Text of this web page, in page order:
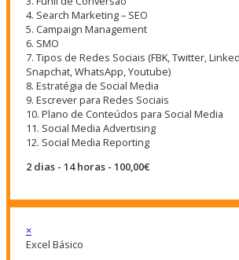
4. Search Marketing – SEO
5. Campaign Management
6. SMO
7. Tipos de Redes Sociais (FBK, Twitter,
Snapchat, WhatsApp, Youtube)
8. Estratégia de Social Media
9. Escrever para Redes Sociais
10. Plano de Conteúdos para Social Media
11. Social Media Advertising
12. Social Media Reporting
2 dias - 14 horas - 100,00€
×
Excel Básico